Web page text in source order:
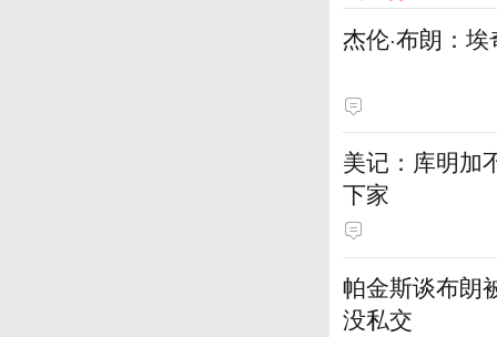
杰伦·布朗：
美记：库明加
下家
帕金斯谈布朗
没私交